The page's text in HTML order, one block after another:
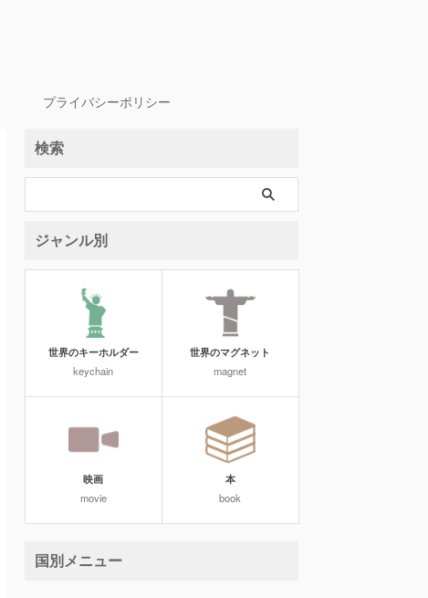
プライバシーポリシー
検索
ジャンル別
世界のキーホルダー
keychain
世界のマグネット
magnet
映画
movie
本
book
国別メニュー